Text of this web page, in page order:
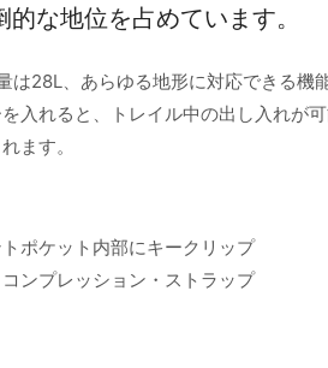
な地位を占めています。
28L、あらゆる地形に対応できる機
入れると、トレイル中の出し入れが
ます。
ポケット内部にキークリップ
ンプレッション・ストラップ